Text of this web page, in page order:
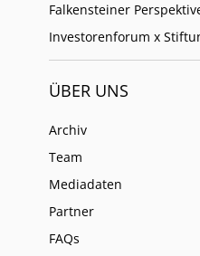
Falkensteiner
Investorenforum x
ÜBER UNS
Archiv
Team
Mediadaten
Partner
FAQs